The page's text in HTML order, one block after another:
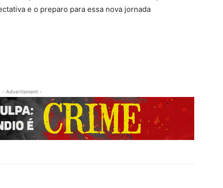
e o preparo para essa nova jornada
- Advertisment -